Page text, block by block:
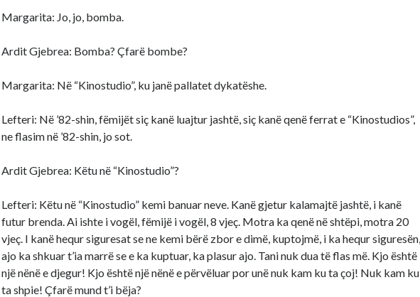
Margarita: Jo, jo, bomba.
Ardit Gjebrea: Bomba? Çfarë bombe?
Margarita: Në “Kinostudio”, ku janë pallatet dykatëshe.
Lefteri: Në ’82-shin, fëmijët siç kanë luajtur jashtë, siç kanë qenë ferrat e “Kinostudios”,
ne flasim në ’82-shin, jo sot.
Ardit Gjebrea: Këtu në “Kinostudio”?
Lefteri: Këtu në “Kinostudio” kemi banuar neve. Kanë gjetur kalamajtë jashtë, i kanë
futur brenda. Ai ishte i vogël, fëmijë i vogël, 8 vjeç. Motra ka qenë në shtëpi, motra 20
vjeç. I kanë hequr siguresat se ne kemi bërë zbor e dimë, kuptojmë, i ka hequr siguresën,
ajo ka shkuar t’ia marrë se e ka kuptuar, ka plasur ajo. Tani nuk dua të flas më. Kjo është
një nënë e djegur! Kjo është një nënë e përvëluar por unë nuk kam ku ta çoj! Nuk kam ku
ta shpie! Çfarë mund t’i bëja?